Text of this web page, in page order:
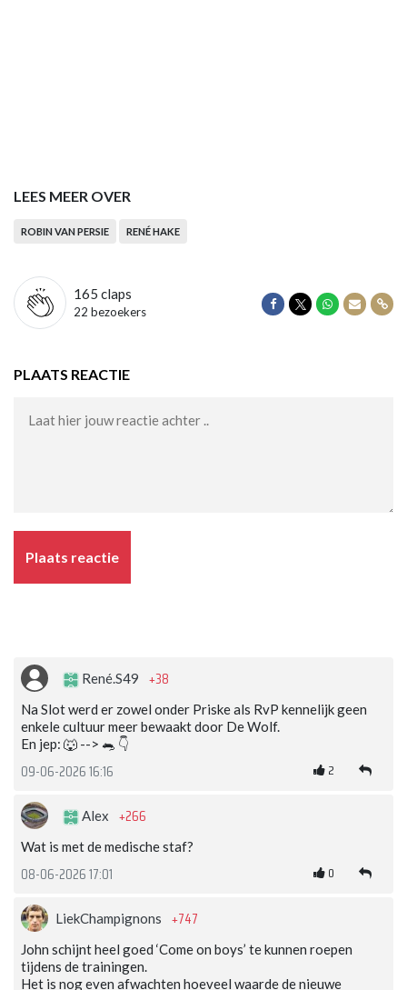
LEES MEER OVER
ROBIN VAN PERSIE RENÉ HAKE
165 claps
22 bezoekers
Delen op Facebook
Delen op Twitter
Delen op
Delen
PLAATS REACTIE
Plaats reactie
René.S49 +38
Na Slot werd er zowel onder Priske als RvP kennelijk geen
enkele cultuur meer bewaakt door De Wolf.
En jep: 🐺 --> 🐀 👇
09-06-2026 16:16 2
Alex +266
Wat is met de medische staf?
08-06-2026 17:01 0
LiekChampignons +747
John schijnt heel goed ‘Come on boys’ te kunnen roepen
tijdens de trainingen.
Het is nog even afwachten hoeveel waarde de nieuwe